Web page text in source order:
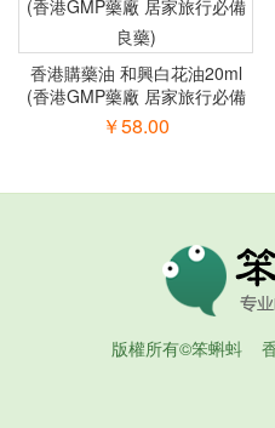
香港購藥油 和興白花油20ml
(香港GMP藥廠 居家旅行必備
良藥)
￥58.00
版權所有©笨蝌蚪